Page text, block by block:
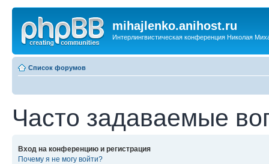
mihajlenko.anihost.ru
Интерлингвистическая конференция Николая
Список форумов
Часто задаваемые
Вход на конференцию и регистрация
Почему я не могу войти?